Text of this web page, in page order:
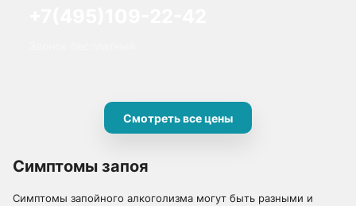
Смотреть все цены
Симптомы запоя
Симптомы запойного алкоголизма могут быть разными и